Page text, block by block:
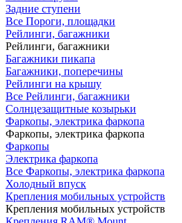
Задние ступени
Все Пороги, площадки
Рейлинги, багажники
Рейлинги, багажники
Багажники пикапа
Багажники, поперечины
Рейлинги на крышу
Все Рейлинги, багажники
Солнцезащитные козырьки
Фаркопы, электрика фаркопа
Фаркопы, электрика фаркопа
Фаркопы
Электрика фаркопа
Все Фаркопы, электрика фаркопа
Холодный впуск
Крепления мобильных устройств
Крепления мобильных устройств